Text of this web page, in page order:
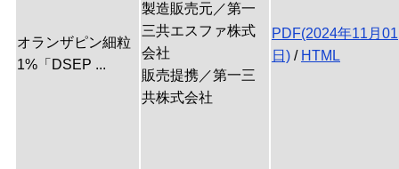
オランザピン細粒
1%「DSEP ...
製造販売元／第一
三共エスファ株式
会社
販売提携／第一三
共株式会社
PDF(2024年11月01
日) / HTML